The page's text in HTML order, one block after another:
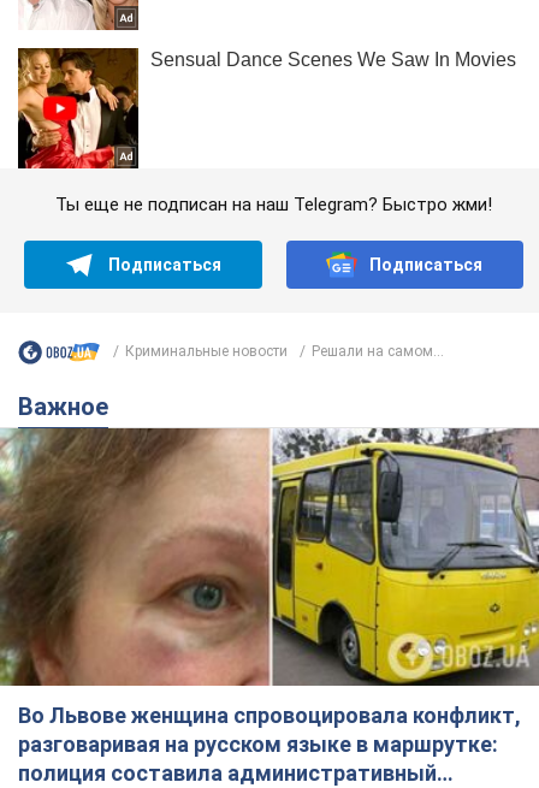
Ты еще не подписан на наш Telegram? Быстро жми!
Подписаться Подписаться
Криминальные новости Решали на самом...
Важное
Во Львове женщина спровоцировала конфликт,
разговаривая на русском языке в маршрутке:
полиция составила административный